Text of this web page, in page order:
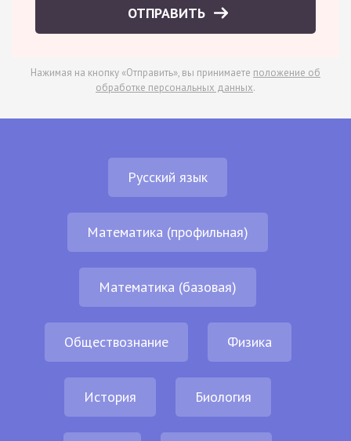
ОТПРАВИТЬ
Нажимая на кнопку «Отправить», вы принимаете положение об
обработке персональных данных.
Русский язык
Математика (профильная)
Математика (базовая)
Обществознание Физика
История Биология